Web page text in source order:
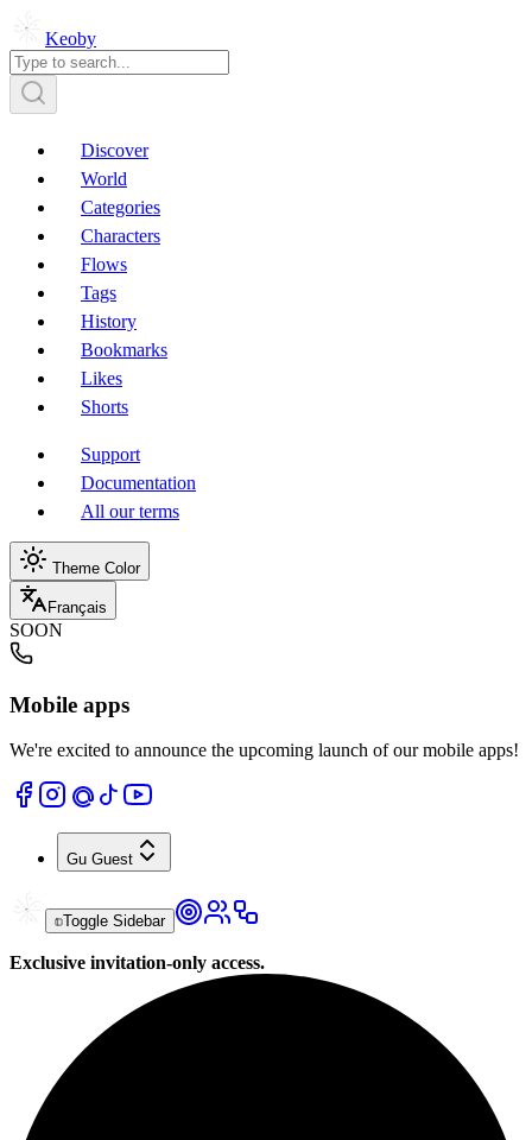
Keoby
Discover
World
Categories
Characters
Flows
Tags
History
Bookmarks
Likes
Shorts
Support
Documentation
All our terms
Theme Color
Français
SOON
Mobile apps
We're excited to announce the upcoming launch of our mobile apps!
Gu Guest
Toggle Sidebar
Exclusive invitation-only access.